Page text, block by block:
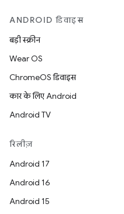
ANDROID डिवाइस
बड़ी स्क्रीन
Wear OS
ChromeOS डिवाइस
कार के लिए Android
Android TV
रिलीज़
Android 17
Android 16
Android 15